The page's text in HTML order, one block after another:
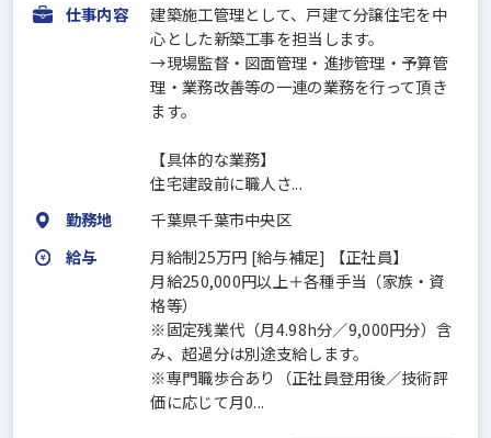
仕事内容
建築施工管理として、戸建て分譲住宅を中
心とした新築工事を担当します。
→現場監督・図面管理・進捗管理・予算管
理・業務改善等の一連の業務を行って頂き
ます。
【具体的な業務】
住宅建設前に職人さ...
勤務地
千葉県千葉市中央区
給与
月給制25万円 [給与補足] 【正社員】
月給250,000円以上＋各種手当（家族・資
格等）
※固定残業代（月4.98h分／9,000円分）含
み、超過分は別途支給します。
※専門職歩合あり（正社員登用後／技術評
価に応じて月0...